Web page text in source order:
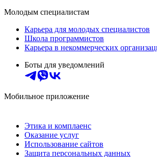
Молодым специалистам
Карьера для молодых специалистов
Школа программистов
Карьера в некоммерческих
Боты для уведомлений
Мобильное приложение
Этика и комплаенс
Оказание услуг
Использование сайтов
Защита персональных данных